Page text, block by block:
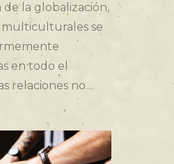
de la globalización,
multiculturales se
en todo el
relaciones no…